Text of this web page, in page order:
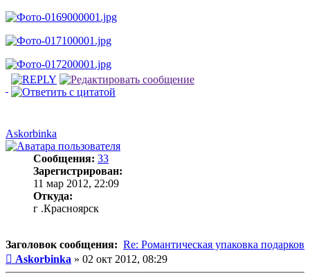
Askorbinka
Сообщения: 33
Зарегистрирован:
11 мар 2012, 22:09
Откуда:
г .Красноярск
Заголовок сообщения: Re: Романтическая упаковка подарков
Сообщение
Askorbinka » 02 окт 2012, 08:29